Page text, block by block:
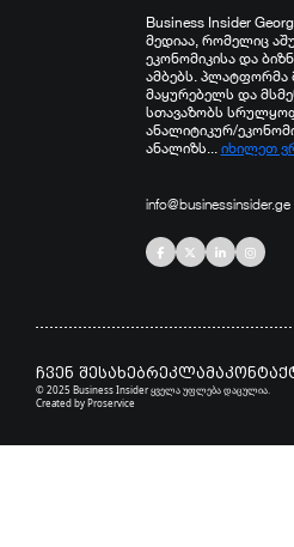
Business Insider
მედიაა, რომელიც
ეკონომიკისა და
ამბებს. პლატფორმა
მაყურებელს და
სთავაზობს
ანალიტიკურ/
ანალიზს... იხილეთ
info@businessinsider.ge
ჩვენ შესახებრეკლამა
© 2025 Business Insider ყველა უფლება დაცულია.
Created byProservice